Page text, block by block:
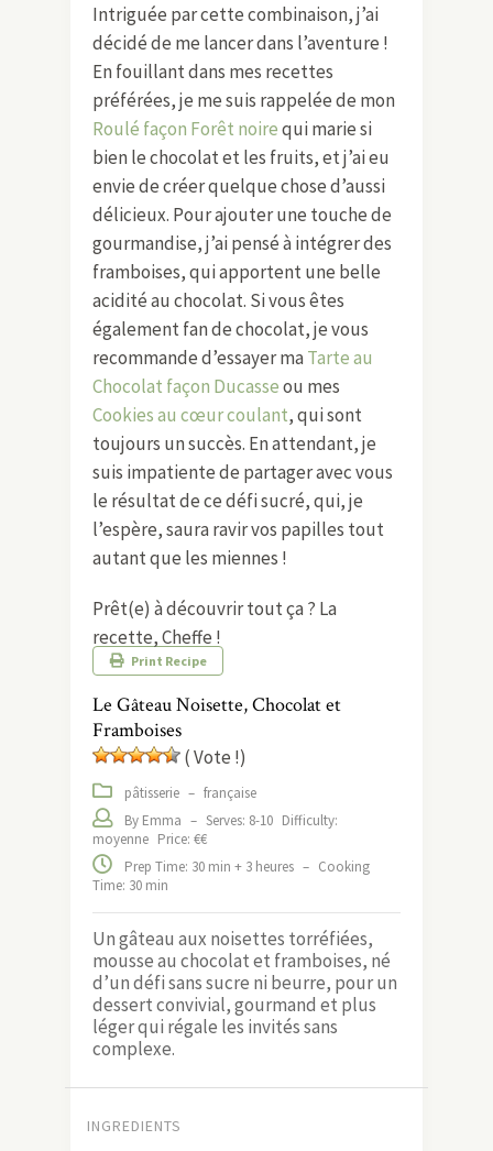
Intriguée par cette combinaison, j’ai
décidé de me lancer dans l’aventure !
En fouillant dans mes recettes
préférées, je me suis rappelée de mon
Roulé façon Forêt noirequi marie si
bien le chocolat et les fruits, et j’ai eu
envie de créer quelque chose d’aussi
délicieux. Pour ajouter une touche de
gourmandise, j’ai pensé à intégrer des
framboises, qui apportent une belle
acidité au chocolat. Si vous êtes
également fan de chocolat, je vous
recommande d’essayer ma Tarte au
Chocolat façon Ducasseou mes
Cookies au cœur coulant, qui sont
toujours un succès. En attendant, je
suis impatiente de partager avec vous
le résultat de ce défi sucré, qui, je
l’espère, saura ravir vos papilles tout
autant que les miennes !
Prêt(e) à découvrir tout ça ? La
recette, Cheffe !
Print Recipe
Le Gâteau Noisette, Chocolat et
Framboises
( Vote !)
pâtisserie – française
By Emma – Serves: 8-10 Difficulty:
moyenne Price: €€
Prep Time: 30 min + 3 heures – Cooking
Time: 30 min
Un gâteau aux noisettes torréfiées,
mousse au chocolat et framboises, né
d’un défi sans sucre ni beurre, pour un
dessert convivial, gourmand et plus
léger qui régale les invités sans
complexe.
INGREDIENTS